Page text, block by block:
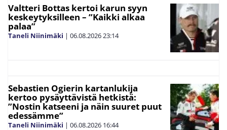
Valtteri Bottas kertoi karun syyn
keskeytyksilleen – ”Kaikki alkaa
palaa”
Taneli Niinimäki | 06.08.202623:14
Sebastien Ogierin kartanlukija
kertoo pysäyttävistä hetkistä:
”Nostin katseeni ja näin suuret puut
edessämme”
Taneli Niinimäki | 06.08.2026 16:44